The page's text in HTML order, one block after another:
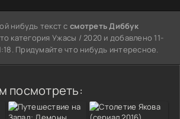
нибудь текст ссмотреть Диббук
категория Ужасы / 2020 и добавлено 11-
Придумайте что нибудь интересное.
посмотреть: